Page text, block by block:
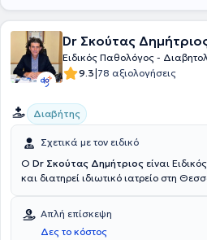
Dr Σκούτας
Ειδικός Παθολόγος -
9.3|78 αξιολογήσεις
Διαβήτης
Σχετικά με τον ειδικό
Ο Dr Σκούτας Δημήτριος είναι
και διατηρεί ιδιωτικό ιατρείο στη
γνωστικό αντικείμενο το "Διαβητικό
ακαδημαϊκές γνώσεις που κατέχει,
Διευθυντής και Υπεύθυνος Παθολόγος
Απλή επίσκεψη
Δες το κόστος